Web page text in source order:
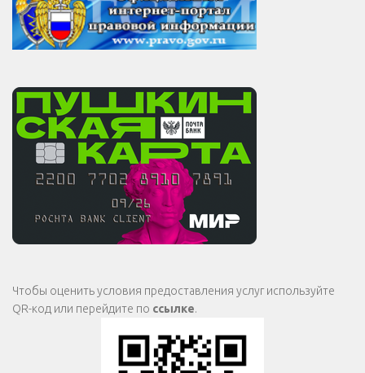
Чтобы оценить условия предоставления услуг используйте
QR-код или перейдите по ссылке.